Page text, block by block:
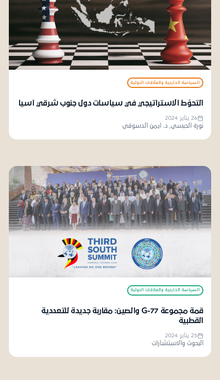
السياسة الخارجية والعلاقات الدولية
التحوّط الاستراتيجي في سياسات دول جنوب شرقي آسيا
26 يناير 2024
نورة الحبسي, د. أيمن الدسوقي
السياسة الخارجية والعلاقات الدولية
قمة مجموعة G-77 والصين: مقاربة جديدة للتعددية
القطبية
25 يناير 2024
البحوث والاستشارات